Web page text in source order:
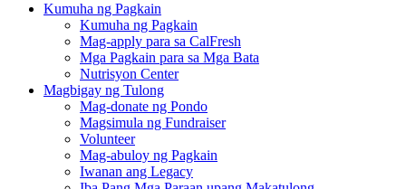
Kumuha ng Pagkain
Kumuha ng Pagkain
Mag-apply para sa CalFresh
Mga Pagkain para sa Mga Bata
Nutrisyon Center
Magbigay ng Tulong
Mag-donate ng Pondo
Magsimula ng Fundraiser
Volunteer
Mag-abuloy ng Pagkain
Iwanan ang Legacy